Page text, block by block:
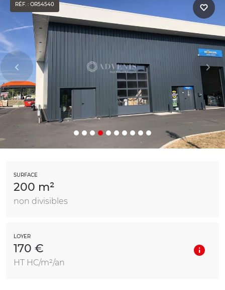
RÉF. : OR54540
SURFACE
200 m²
non divisibles
LOYER
170 €
HT HC/m²/an